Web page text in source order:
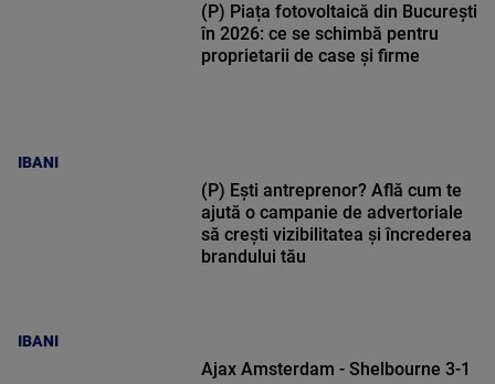
IBANI
(P) Piața fotovoltaică din București
în 2026: ce se schimbă pentru
proprietarii de case și firme
IBANI
(P) Ești antreprenor? Află cum te
ajută o campanie de advertoriale
să crești vizibilitatea și încrederea
brandului tău
Ajax Amsterdam - Shelbourne 3-1